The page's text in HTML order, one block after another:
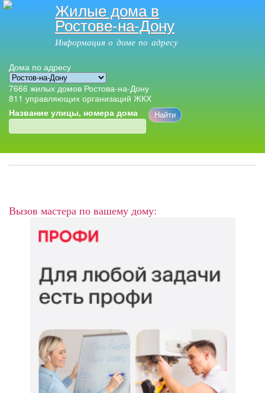
Перейти к
основному
содержанию
Жилые дома в
Ростове-на-Дону
Информация о доме по адресу
Дома по адресу
7666 жилых домов Ростова-на-Дону
811 управляющих организаций ЖКХ
Название улицы, номера дома
Главное меню
Вызов мастера по вашему дому: